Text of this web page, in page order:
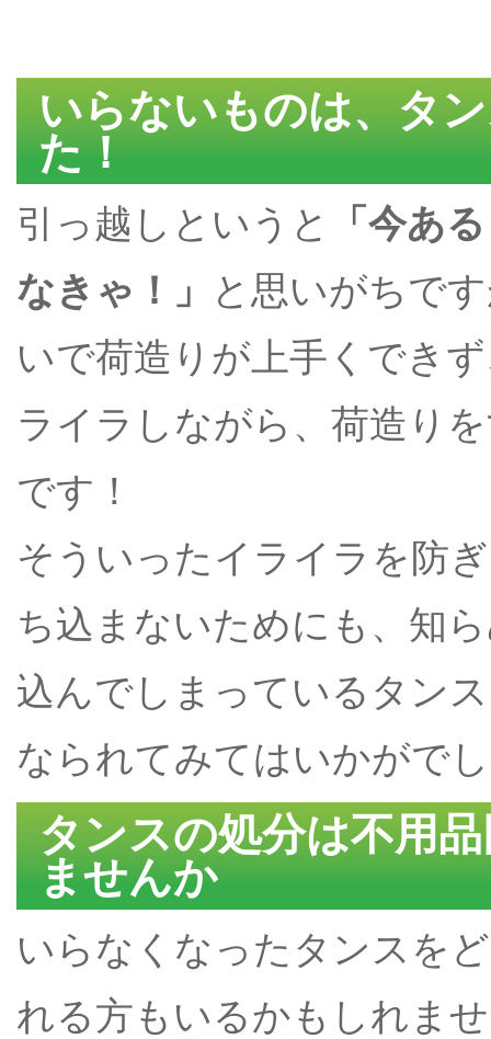
いらないものは、タ
た！
引っ越しというと
「今あ
なきゃ！」
と思いがちで
いで荷造りが上手くでき
ライラしながら、荷造り
です！
そういったイライラを防
ち込まないためにも、知
込んでしまっているタン
なられてみてはいかがで
タンスの処分は不用
ませんか
いらなくなったタンスを
れる方もいるかもしれま